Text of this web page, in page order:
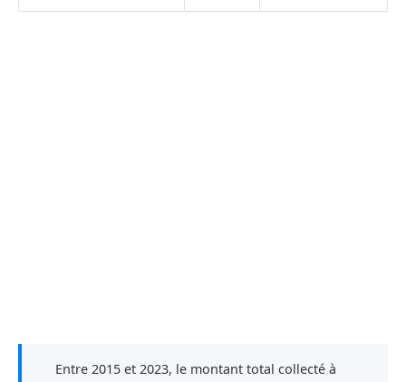
Entre 2015 et 2023, le montant total collecté à